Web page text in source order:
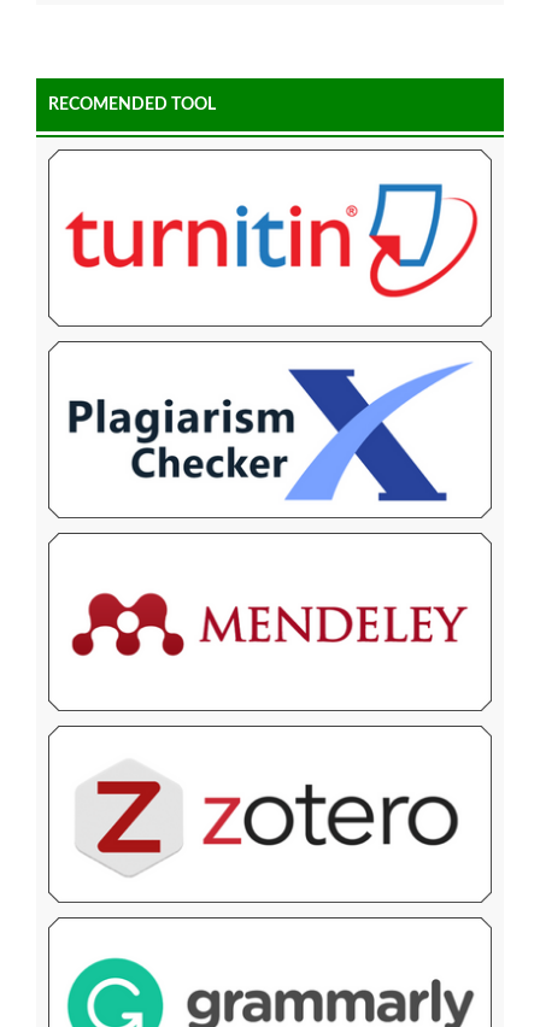
RECOMENDED TOOL